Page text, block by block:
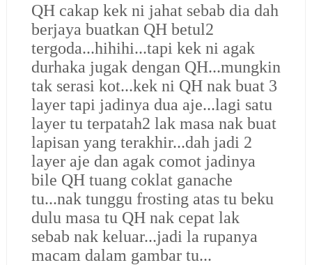
QH cakap kek ni jahat sebab dia dah
berjaya buatkan QH betul2
tergoda...hihihi...tapi kek ni agak
durhaka jugak dengan QH...mungkin
tak serasi kot...kek ni QH nak buat 3
layer tapi jadinya dua aje...lagi satu
layer tu terpatah2 lak masa nak buat
lapisan yang terakhir...dah jadi 2
layer aje dan agak comot jadinya
bile QH tuang coklat ganache
tu...nak tunggu frosting atas tu beku
dulu masa tu QH nak cepat lak
sebab nak keluar...jadi la rupanya
macam dalam gambar tu...